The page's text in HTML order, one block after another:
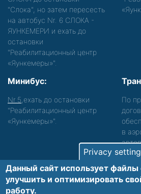
"Слока", но затем пересесть
на автобус Nr. 6 СЛОКА -
ЯУНКЕМЕРИ и ехать до
остановки
"Реабилитационный центр
«Яункемеры»".
Минибус:
Nr.5 ,ехать до остановки
"Реабилитационный центр
«Яункемеры»".
По
в
Privacy
Данный сайт использует
улучшить и оптимизировать
работу.